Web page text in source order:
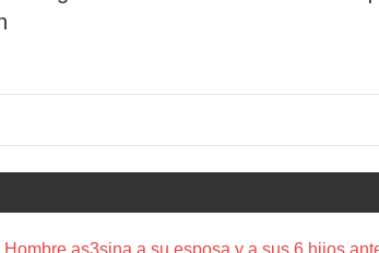
as3sina a su esposa y a sus 6 hijos